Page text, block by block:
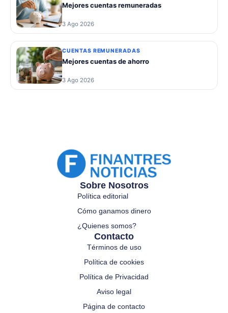
Mejores cuentas remuneradas
3 Ago 2026
CUENTAS REMUNERADAS
Mejores cuentas de ahorro
3 Ago 2026
Sobre Nosotros
Política editorial
Cómo ganamos dinero
¿Quienes somos?
Contacto
Términos de uso
Política de cookies
Política de Privacidad
Aviso legal
Página de contacto